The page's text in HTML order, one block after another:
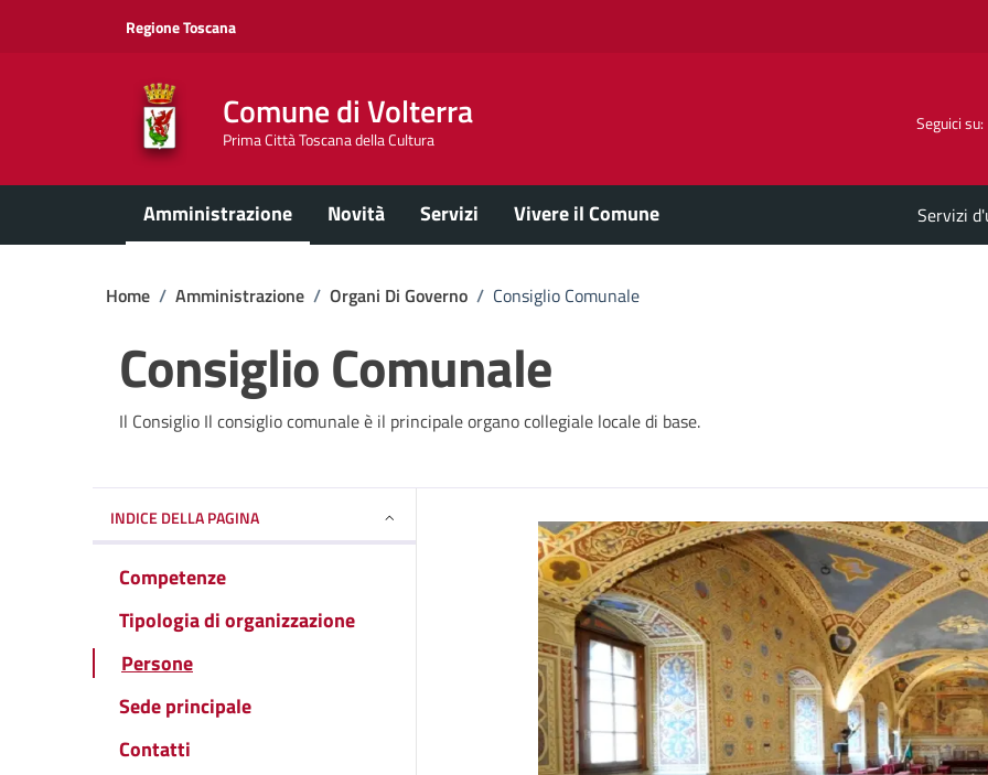
Regione Toscana
Comune di Volterra
Prima Città Toscana della Cultura
Seguici su:
Amministrazione Novità Servizi Vivere il Comune Servizi
Home / Amministrazione / Organi Di Governo / Consiglio Comunale
Consiglio Comunale
Il Consiglio Il consiglio comunale è il principale organo collegiale locale di base.
INDICE DELLA PAGINA
Competenze
Tipologia di organizzazione
Persone
Sede principale
Contatti